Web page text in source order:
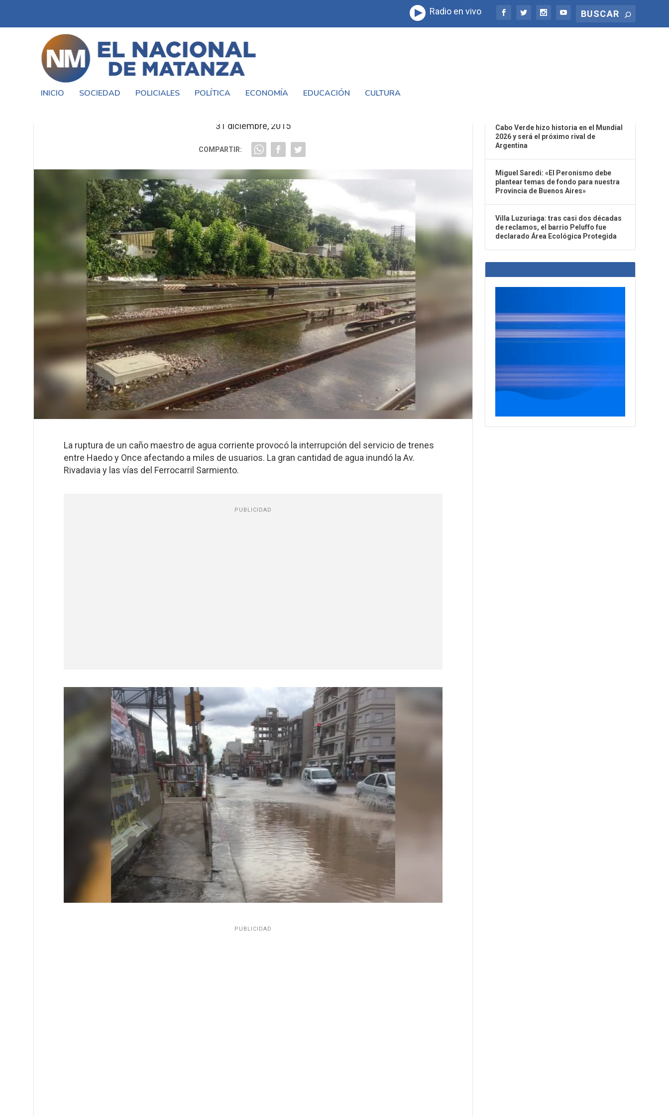
Radio en vivo
INICIO SOCIEDAD POLICIALES POLÍTICA ECONOMÍA EDUCACIÓN CULTURA
31 diciembre, 2015
COMPARTIR:
La ruptura de un caño maestro de agua corriente provocó la interrupción del servicio de trenes
entre Haedo y Once afectando a miles de usuarios. La gran cantidad de agua inundó la Av.
Rivadavia y las vías del Ferrocarril Sarmiento.
PUBLICIDAD
PUBLICIDAD
Cabo Verde hizo historia en el Mundial
2026 y será el próximo rival de
Argentina
Miguel Saredi: «El Peronismo debe
plantear temas de fondo para nuestra
Provincia de Buenos Aires»
Villa Luzuriaga: tras casi dos décadas
de reclamos, el barrio Peluffo fue
declarado Área Ecológica Protegida